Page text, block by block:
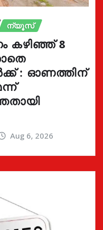
ന്യൂസ്
കഴിഞ്ഞ് 8
: ഓണത്തിന്
Aug 6, 2026